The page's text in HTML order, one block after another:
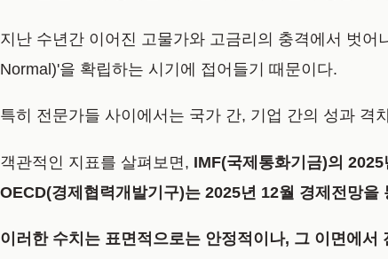
지난 수년간 이어진 고물가와 고금리의 충격에서 벗
Normal)'을 확립하는 시기에 접어들기 때문이다.
특히 전문가들 사이에서는 국가 간, 기업 간의 성과 격
객관적인 지표를 살펴보면, IMF(국제통화기금)의
OECD(경제협력개발기구)는 2025년 12월 경제전망을
이러한 수치는 표면적으로는 안정적이나, 그 이면에